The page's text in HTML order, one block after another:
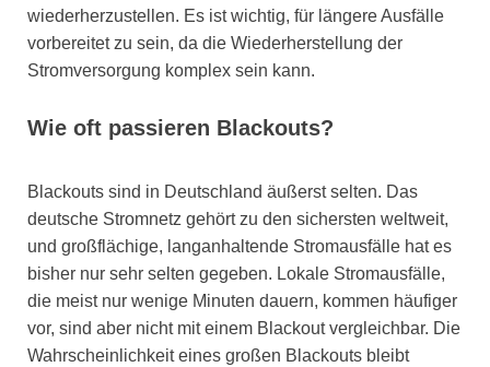
wiederherzustellen. Es ist wichtig, für längere Ausfälle
vorbereitet zu sein, da die Wiederherstellung der
Stromversorgung komplex sein kann.
Wie oft passieren Blackouts?
Blackouts sind in Deutschland äußerst selten. Das
deutsche Stromnetz gehört zu den sichersten weltweit,
und großflächige, langanhaltende Stromausfälle hat es
bisher nur sehr selten gegeben. Lokale Stromausfälle,
die meist nur wenige Minuten dauern, kommen häufiger
vor, sind aber nicht mit einem Blackout vergleichbar. Die
Wahrscheinlichkeit eines großen Blackouts bleibt